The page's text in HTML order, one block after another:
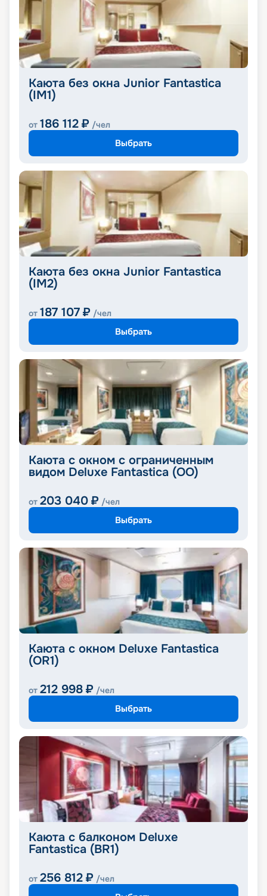
Каюта без окна Junior Fantastica
(IM1)
от 186 112 ₽ /чел
Выбрать
Каюта без окна Junior Fantastica
(IM2)
от 187 107 ₽ /чел
Выбрать
Каюта с окном с ограниченным
видом Deluxe Fantastica (OO)
от 203 040 ₽ /чел
Выбрать
Каюта с окном Deluxe Fantastica
(OR1)
от 212 998 ₽ /чел
Выбрать
Каюта с балконом Deluxe
Fantastica (BR1)
от 256 812 ₽ /чел